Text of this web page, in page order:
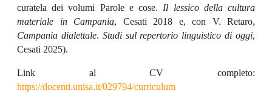
curatela dei volumi Parole e cose. Il lessico della cultura
materiale in Campania, Cesati 2018 e, con V. Retaro,
Campania dialettale. Studi sul repertorio linguistico di oggi,
Cesati 2025).
Link al CV completo:
https://docenti.unisa.it/029794/curriculum